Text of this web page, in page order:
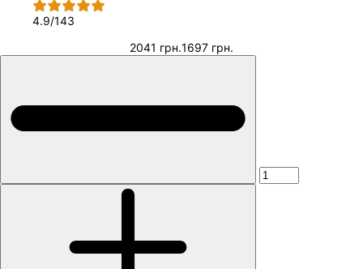
4.9/143
2041 грн.1697 грн.